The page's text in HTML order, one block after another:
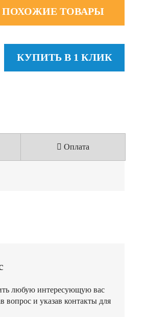
ПОХОЖИЕ ТОВАРЫ
КУПИТЬ В 1 КЛИК
Оплата
любую интересующую вас
вопрос и указав контакты для